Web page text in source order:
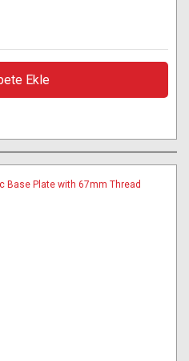
Ekle